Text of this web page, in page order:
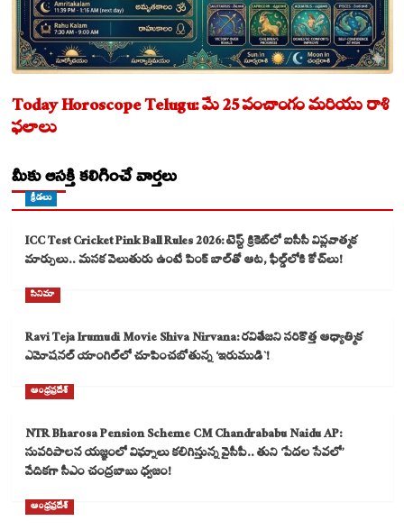
Today Horoscope Telugu: మే 25 పంచాంగం మరియు రాశి
ఫలాలు
మీకు ఆసక్తి కలిగించే వార్తలు
క్రీడలు
ICC Test Cricket Pink Ball Rules 2026: టెస్ట్ క్రికెట్‌లో ఐసీసీ విప్లవాత్మక
మార్పులు.. మసక వెలుతురు ఉంటే పింక్ బాల్‌తో ఆట, ఫీల్డ్‌లోకి కోచ్‌లు!
సినిమా
Ravi Teja Irumudi Movie Shiva Nirvana: రవితేజని సరికొత్త ఆధ్యాత్మిక
ఎమోషనల్ యాంగిల్‌లో చూపించబోతున్న ‘ఇరుముడి`!
ఆంధ్రప్రదేశ్
NTR Bharosa Pension Scheme CM Chandrababu Naidu AP:
సుపరిపాలన యజ్ఞంలో విఘ్నాలు కలిగిస్తున్న వైసీపీ.. తుని ‘పేదల సేవలో’
వేదికగా సీఎం చంద్రబాబు ధ్వజం!
ఆంధ్రప్రదేశ్